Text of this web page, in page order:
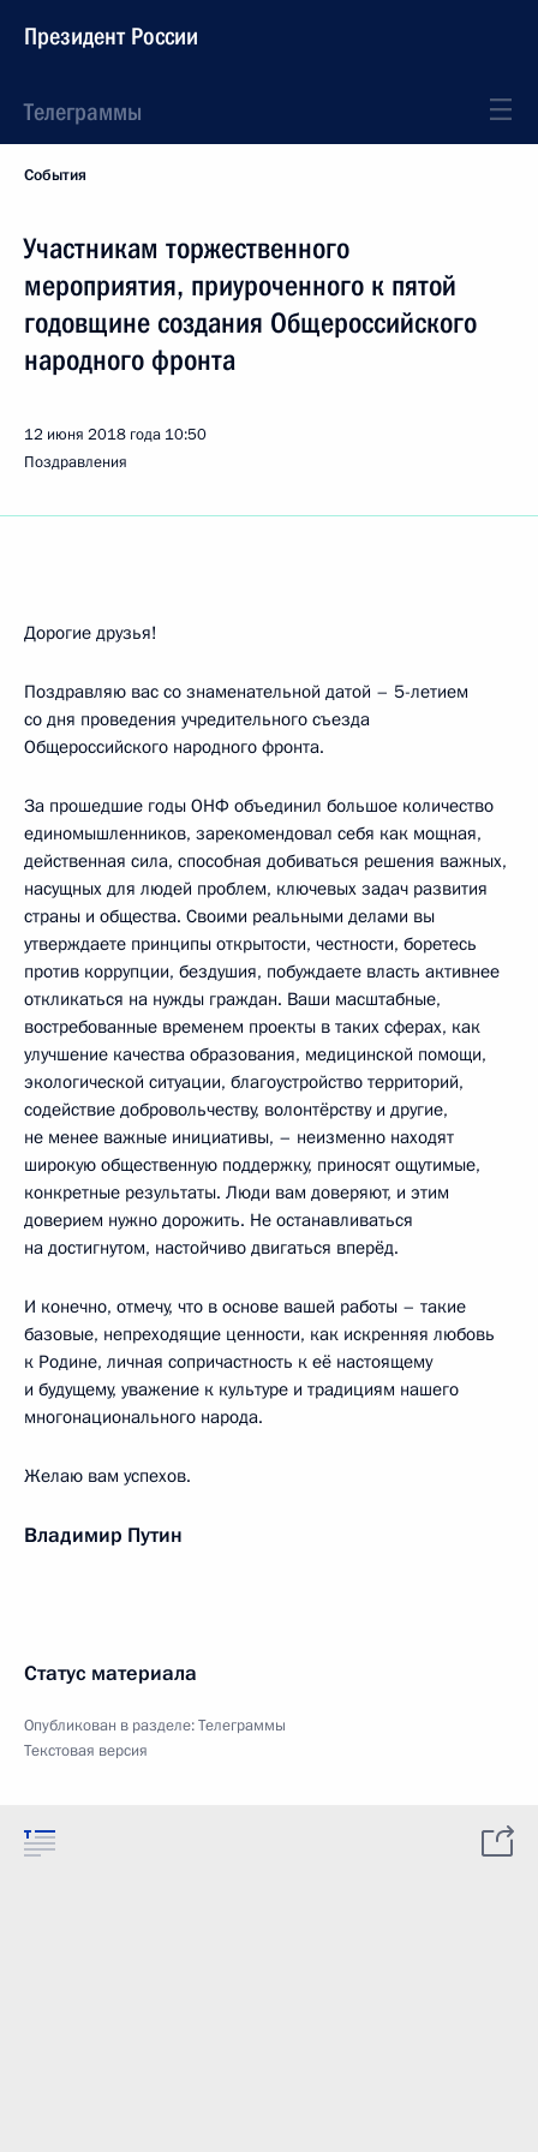
Президент России
Телеграммы
События
Участникам торжественного
мероприятия, приуроченного к пятой
годовщине создания Общероссийского
народного фронта
12 июня 2018 года 10:50
Поздравления
Дорогие друзья!
Поздравляю вас со знаменательной датой – 5-летием
со дня проведения учредительного съезда
Общероссийского народного фронта.
За прошедшие годы ОНФ объединил большое количество
единомышленников, зарекомендовал себя как мощная,
действенная сила, способная добиваться решения важных,
насущных для людей проблем, ключевых задач развития
страны и общества. Своими реальными делами вы
утверждаете принципы открытости, честности, боретесь
против коррупции, бездушия, побуждаете власть активнее
откликаться на нужды граждан. Ваши масштабные,
востребованные временем проекты в таких сферах, как
улучшение качества образования, медицинской помощи,
экологической ситуации, благоустройство территорий,
содействие добровольчеству, волонтёрству и другие,
не менее важные инициативы, – неизменно находят
широкую общественную поддержку, приносят ощутимые,
конкретные результаты. Люди вам доверяют, и этим
доверием нужно дорожить. Не останавливаться
на достигнутом, настойчиво двигаться вперёд.
И конечно, отмечу, что в основе вашей работы – такие
базовые, непреходящие ценности, как искренняя любовь
к Родине, личная сопричастность к её настоящему
и будущему, уважение к культуре и традициям нашего
многонационального народа.
Желаю вам успехов.
Владимир Путин
Статус материала
Опубликован в разделе:Телеграммы
Текстовая версия